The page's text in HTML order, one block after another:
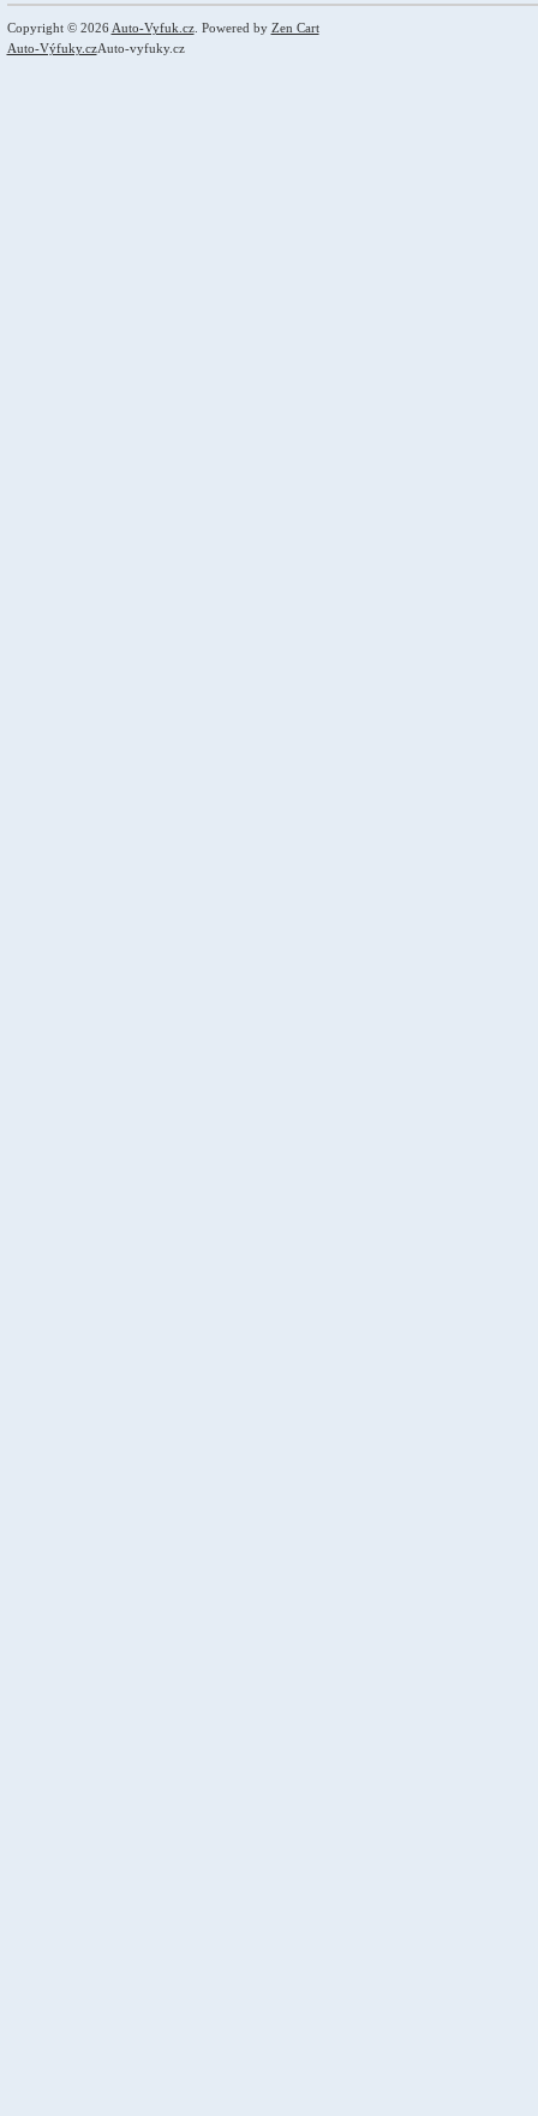
Copyright © 2026 Auto-Vyfuk.cz. Powered by Zen Cart
Auto-Výfuky.czAuto-vyfuky.cz